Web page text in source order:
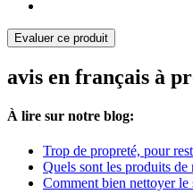
Evaluer ce produit
avis en français à
À lire sur notre blog:
Trop de propreté, pour
Quels sont les produits
Comment bien nettoyer le